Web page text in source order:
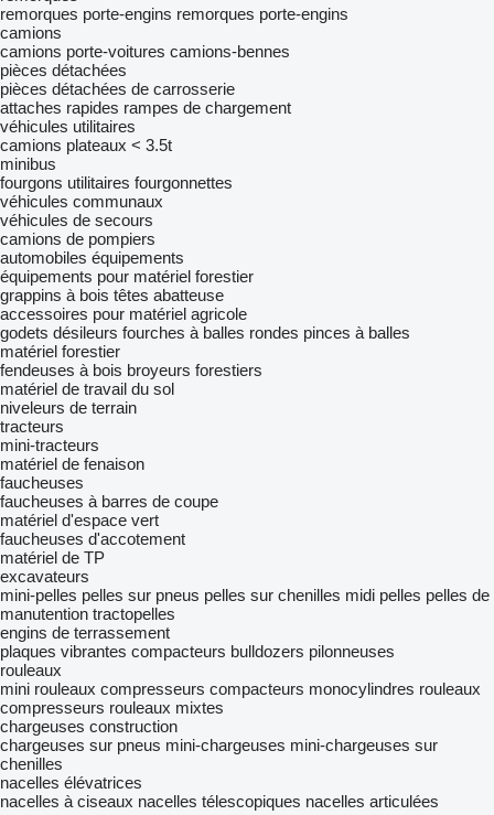
remorques porte-engins remorques porte-engins
camions
camions porte-voitures camions-bennes
pièces détachées
pièces détachées de carrosserie
attaches rapides rampes de chargement
véhicules utilitaires
camions plateaux < 3.5t
minibus
fourgons utilitaires fourgonnettes
véhicules communaux
véhicules de secours
camions de pompiers
automobiles équipements
équipements pour matériel forestier
grappins à bois têtes abatteuse
accessoires pour matériel agricole
godets désileurs fourches à balles rondes pinces à balles
matériel forestier
fendeuses à bois broyeurs forestiers
matériel de travail du sol
niveleurs de terrain
tracteurs
mini-tracteurs
matériel de fenaison
faucheuses
faucheuses à barres de coupe
matériel d'espace vert
faucheuses d'accotement
matériel de TP
excavateurs
mini-pelles pelles sur pneus pelles sur chenilles midi pelles pelles de
manutention tractopelles
engins de terrassement
plaques vibrantes compacteurs bulldozers pilonneuses
rouleaux
mini rouleaux compresseurs compacteurs monocylindres rouleaux
compresseurs rouleaux mixtes
chargeuses construction
chargeuses sur pneus mini-chargeuses mini-chargeuses sur
chenilles
nacelles élévatrices
nacelles à ciseaux nacelles télescopiques nacelles articulées